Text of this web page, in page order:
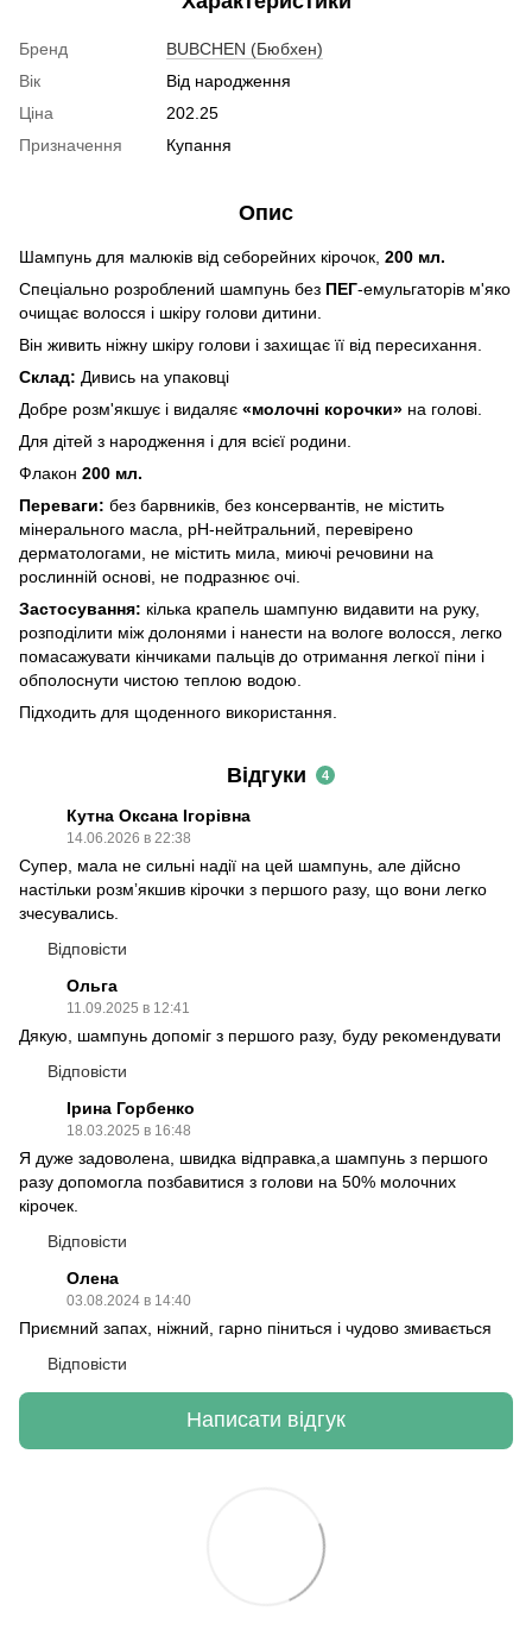
Бренд
BUBCHEN (Бюбхен)
Вік
Від народження
Ціна
202.25
Призначення
Купання
Опис
Шампунь для малюків від себорейних кірочок, 200 мл.
Спеціально розроблений шампунь без ПЕГ-емульгаторів м'яко
очищає волосся і шкіру голови дитини.
Він живить ніжну шкіру голови і захищає її від пересихання.
Склад: Дивись на упаковці
Добре розм'якшує і видаляє «молочні корочки» на голові.
Для дітей з народження і для всієї родини.
Флакон 200 мл.
Переваги: ​​без барвників, без консервантів, не містить
мінерального масла, pH-нейтральний, перевірено
дерматологами, не містить мила, миючі речовини на
рослинній основі, не подразнює очі.
Застосування: кілька крапель шампуню видавити на руку,
розподілити між долонями і нанести на вологе волосся, легко
помасажувати кінчиками пальців до отримання легкої піни і
обполоснути чистою теплою водою.
Підходить для щоденного використання.
Відгуки 4
Кутна Оксана Ігорівна
14.06.2026 в 22:38
Супер, мала не сильні надії на цей шампунь, але дійсно
настільки розмʼякшив кірочки з першого разу, що вони легко
зчесувались.
Відповісти
Ольга
11.09.2025 в 12:41
Дякую, шампунь допоміг з першого разу, буду рекомендувати
Відповісти
Ірина Горбенко
18.03.2025 в 16:48
Я дуже задоволена, швидка відправка,а шампунь з першого
разу допомогла позбавитися з голови на 50% молочних
кірочек.
Відповісти
Олена
03.08.2024 в 14:40
Приємний запах, ніжний, гарно піниться і чудово змивається
Відповісти
Написати відгук